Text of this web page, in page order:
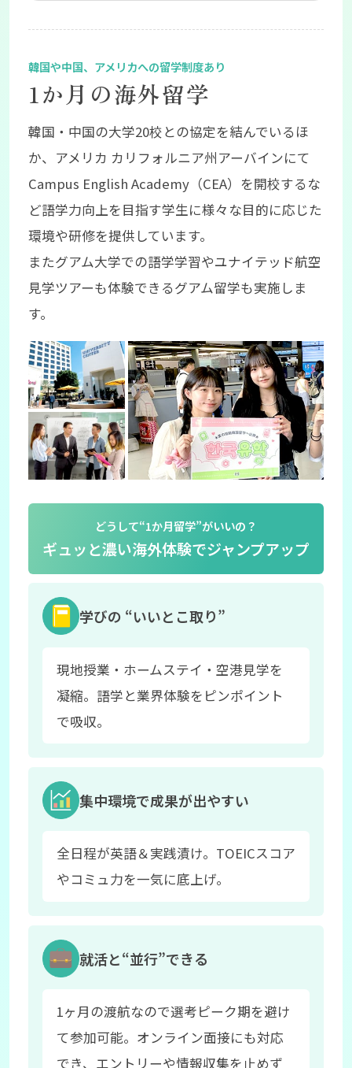
1か月の海外留学
韓国・中国の大学20校との協定を結んでいるほ
か、アメリカ カリフォルニア州アーバインにて
Campus English Academy（CEA）を開校するな
ど語学力向上を目指す学生に様々な目的に応じた
環境や研修を提供しています。
またグアム大学での語学学習やユナイテッド航空
見学ツアーも体験できるグアム留学も実施しま
す。
ギュッと濃い海外体験でジャンプアップ
学びの “いいとこ取り”
現地授業・ホームステイ・空港見学を
凝縮。語学と業界体験をピンポイント
で吸収。
集中環境で成果が出やすい
全日程が英語＆実践漬け。TOEICスコア
やコミュ力を一気に底上げ。
就活と“並行”できる
1ヶ月の渡航なので選考ピーク期を避け
て参加可能。オンライン面接にも対応
でき、エントリーや情報収集を止めず